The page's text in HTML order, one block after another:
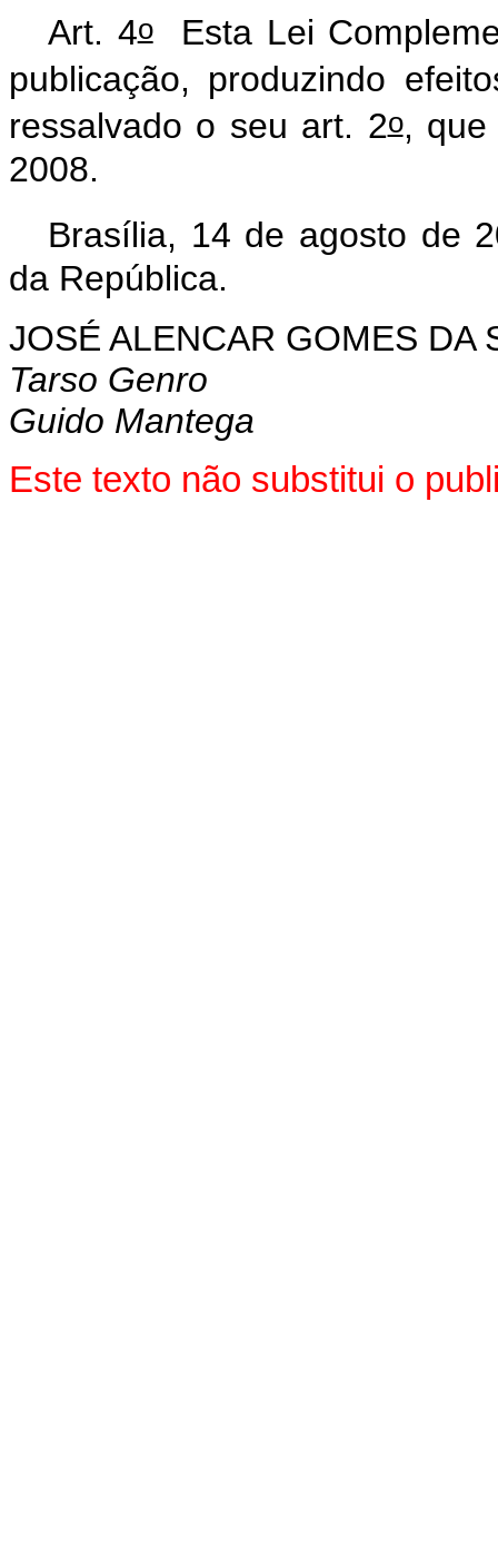
Art. 4oEsta Lei
publicação, produzindo
ressalvado o seu art. 2o, que
2008.
Brasília, 14 de agosto de
da República.
JOSÉ ALENCAR GOMES DA
Tarso Genro
Guido Mantega
Este texto não substitui o